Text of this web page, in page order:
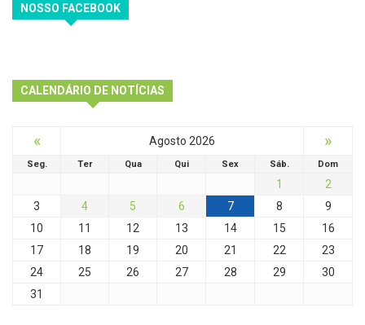
NOSSO FACEBOOK
CALENDÁRIO DE NOTÍCIAS
« Agosto 2026 »
Seg. Ter Qua Qui Sex Sáb. Dom
1
2
3
4 5 6 7 8
9
10
11 12 13 14 15
16
17
18 19 20 21 22
23
24
25 26 27 28 29
30
31